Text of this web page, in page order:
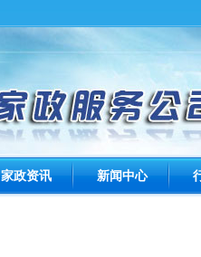
家政资讯 新闻中心